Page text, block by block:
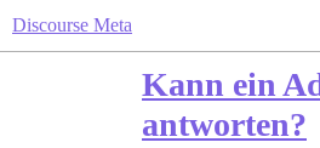
Discourse Meta
Kann ein
antworten?